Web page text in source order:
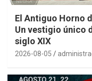
El Antiguo Horno
Un vestigio único
siglo XIX
2026-08-05